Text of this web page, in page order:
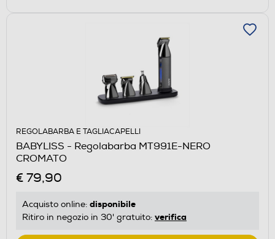
REGOLABARBA E TAGLIACAPELLI
BABYLISS - Regolabarba MT991E-NERO
CROMATO
€ 79,90
Acquisto online: disponibile
Ritiro in negozio in 30' gratuito: verifica